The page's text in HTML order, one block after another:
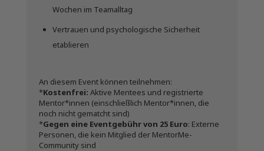
Wochen im Teamalltag
Vertrauen und psychologische Sicherheit
etablieren
An diesem Event können teilnehmen:
*Kostenfrei: Aktive Mentees und registrierte
Mentor*innen (einschließlich Mentor*innen, die
noch nicht gematcht sind)
*Gegen eine Eventgebühr von 25 Euro: Externe
Personen, die kein Mitglied der MentorMe-
Community sind